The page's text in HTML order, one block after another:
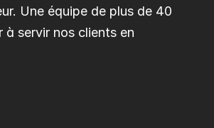
Une équipe de plus de 40
servir nos clients en